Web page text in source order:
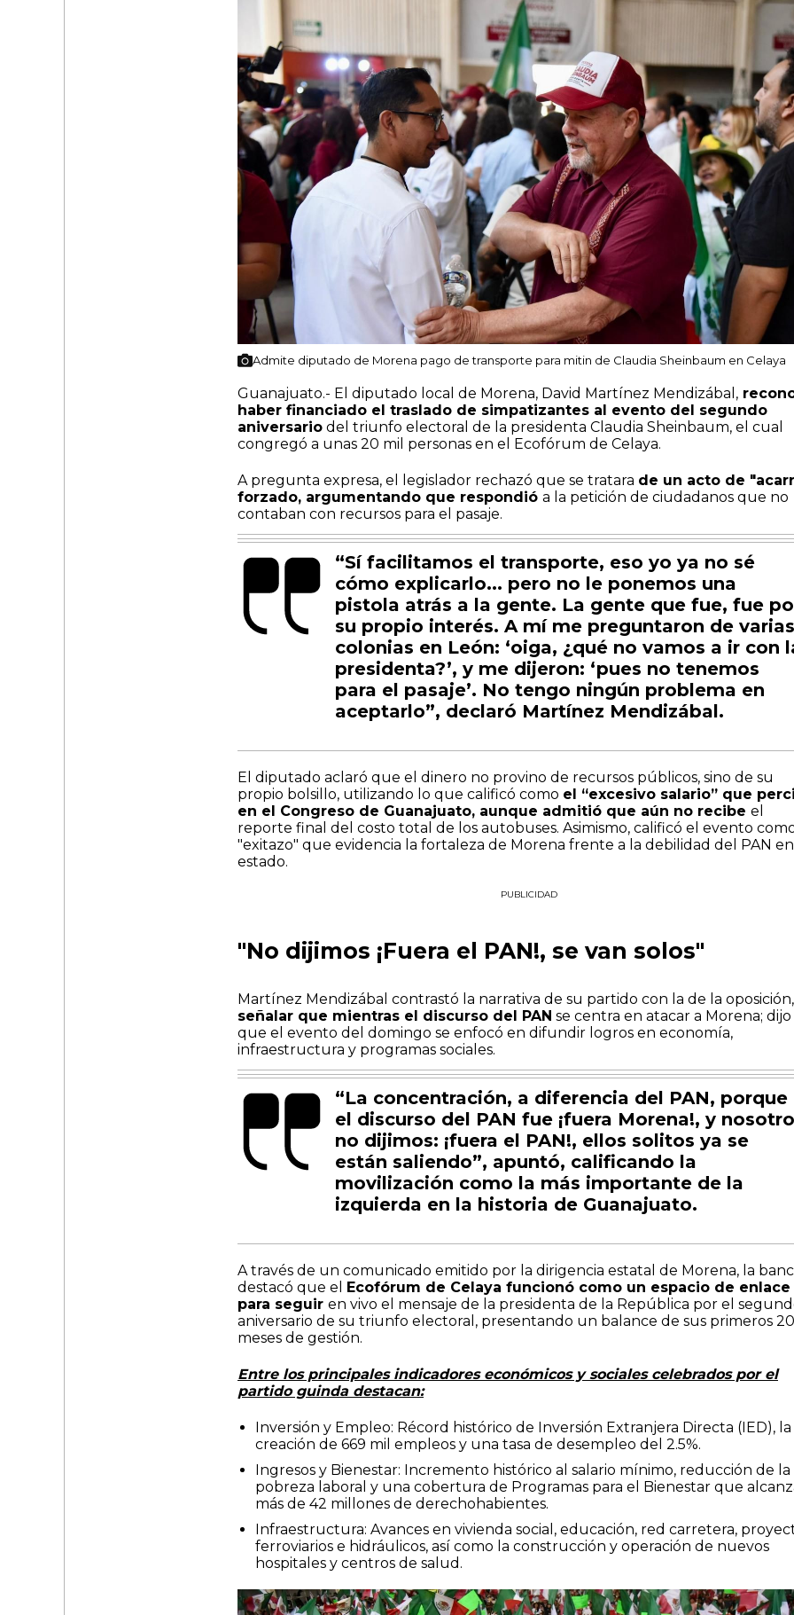
Admite diputado de Morena pago de transporte para mitin de Claudia Sheinbaum en Celaya
Guanajuato.- El diputado local de Morena, David Martínez Mendizábal,
haber financiado el traslado de simpatizantes al evento del segundo
aniversario del triunfo electoral de la presidenta Claudia Sheinbaum, el cual
congregó a unas 20 mil personas en el Ecofórum de Celaya.
A pregunta expresa, el legislador rechazó que se tratara de un acto de
forzado, argumentando que respondió a la petición de ciudadanos que no
contaban con recursos para el pasaje.
“Sí facilitamos el transporte, eso yo ya no sé
cómo explicarlo... pero no le ponemos una
pistola atrás a la gente. La gente que fue, fue
su propio interés. A mí me preguntaron de varias
colonias en León: ‘oiga, ¿qué no vamos a ir con
presidenta?’, y me dijeron: ‘pues no tenemos
para el pasaje’. No tengo ningún problema en
aceptarlo”, declaró Martínez Mendizábal.
El diputado aclaró que el dinero no provino de recursos públicos, sino de su
propio bolsillo, utilizando lo que calificó como el “excesivo salario” que
en el Congreso de Guanajuato, aunque admitió que aún no recibe el
reporte final del costo total de los autobuses. Asimismo, calificó el evento
"exitazo" que evidencia la fortaleza de Morena frente a la debilidad del PAN en
estado.
PUBLICIDAD
"No dijimos ¡Fuera el PAN!, se van solos"
Martínez Mendizábal contrastó la narrativa de su partido con la de la oposición,
señalar que mientras el discurso del PAN se centra en atacar a Morena; dijo
que el evento del domingo se enfocó en difundir logros en economía,
infraestructura y programas sociales.
“La concentración, a diferencia del PAN, porque
el discurso del PAN fue ¡fuera Morena!, y
no dijimos: ¡fuera el PAN!, ellos solitos ya se
están saliendo”, apuntó, calificando la
movilización como la más importante de la
izquierda en la historia de Guanajuato.
A través de un comunicado emitido por la dirigencia estatal de Morena, la
destacó que el Ecofórum de Celaya funcionó como un espacio de enlace
para seguir en vivo el mensaje de la presidenta de la República por el
aniversario de su triunfo electoral, presentando un balance de sus primeros 20
meses de gestión.
Entre los principales indicadores económicos y sociales celebrados por el
partido guinda destacan:
Inversión y Empleo: Récord histórico de Inversión Extranjera Directa (IED), la
creación de 669 mil empleos y una tasa de desempleo del 2.5%.
Ingresos y Bienestar: Incremento histórico al salario mínimo, reducción de la
pobreza laboral y una cobertura de Programas para el Bienestar que
más de 42 millones de derechohabientes.
Infraestructura: Avances en vivienda social, educación, red carretera,
ferroviarios e hidráulicos, así como la construcción y operación de nuevos
hospitales y centros de salud.